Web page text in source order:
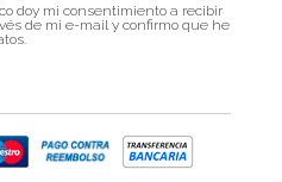
doy mi consentimiento a recibir
de mi e-mail y confirmo que he